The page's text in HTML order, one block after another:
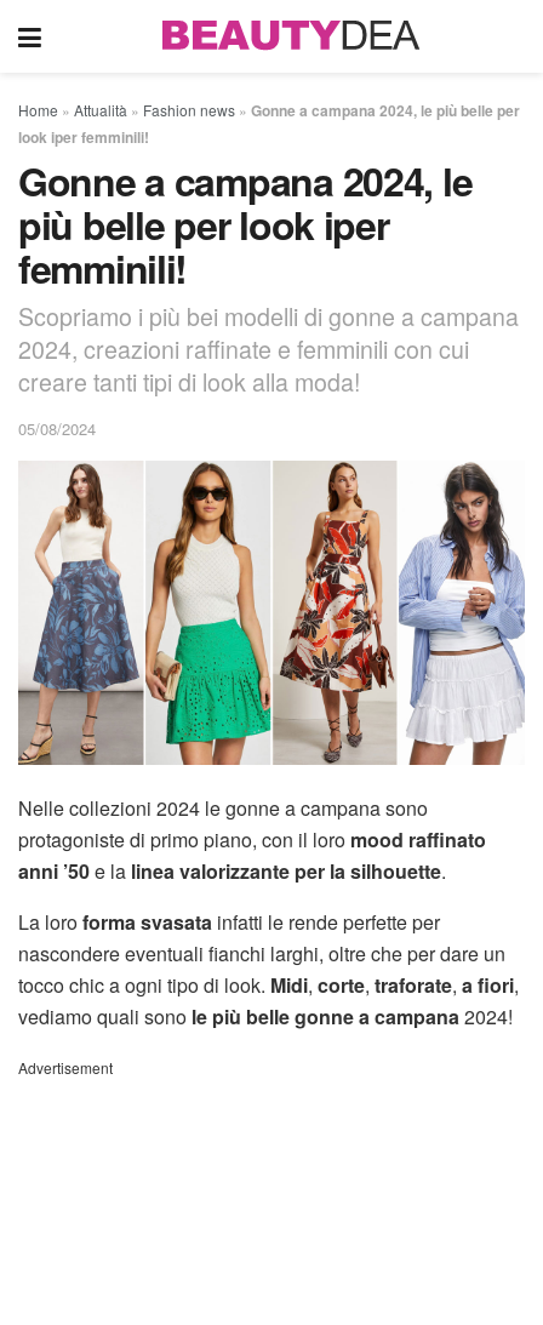
Home » Attualità » Fashion news » Gonne a campana 2024, le più belle per
look iper femminili!
Gonne a campana 2024, le
più belle per look iper
femminili!
Scopriamo i più bei modelli di gonne a campana
2024, creazioni raffinate e femminili con cui
creare tanti tipi di look alla moda!
05/08/2024
Nelle collezioni 2024 le gonne a campana sono
protagoniste di primo piano, con il loro mood raffinato
anni ’50e la linea valorizzante per la silhouette.
La loroforma svasata infatti le rende perfette per
nascondere eventuali fianchi larghi, oltre che per dare un
tocco chic a ogni tipo di look. Midi, corte, traforate, a fiori,
vediamo quali sono le più belle gonne a campana 2024!
Advertisement